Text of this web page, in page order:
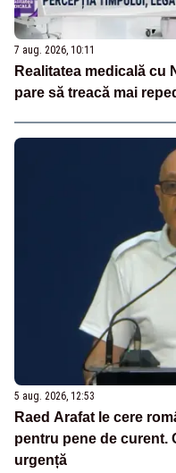
7 aug. 2026, 10:11
Realitatea medicală cu
pare să treacă mai
5 aug. 2026, 12:53
Raed Arafat le cere
pentru pene de curent.
urgență